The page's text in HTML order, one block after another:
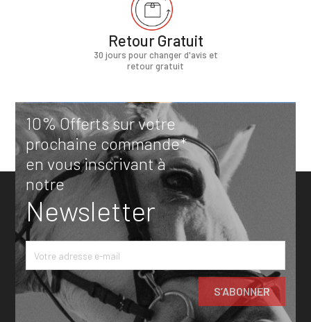
Retour Gratuit
30 jours pour changer d'avis et
retour gratuit
10% Offerts sur votre
prochaine commande*
en vous inscrivant à
notre
Newsletter